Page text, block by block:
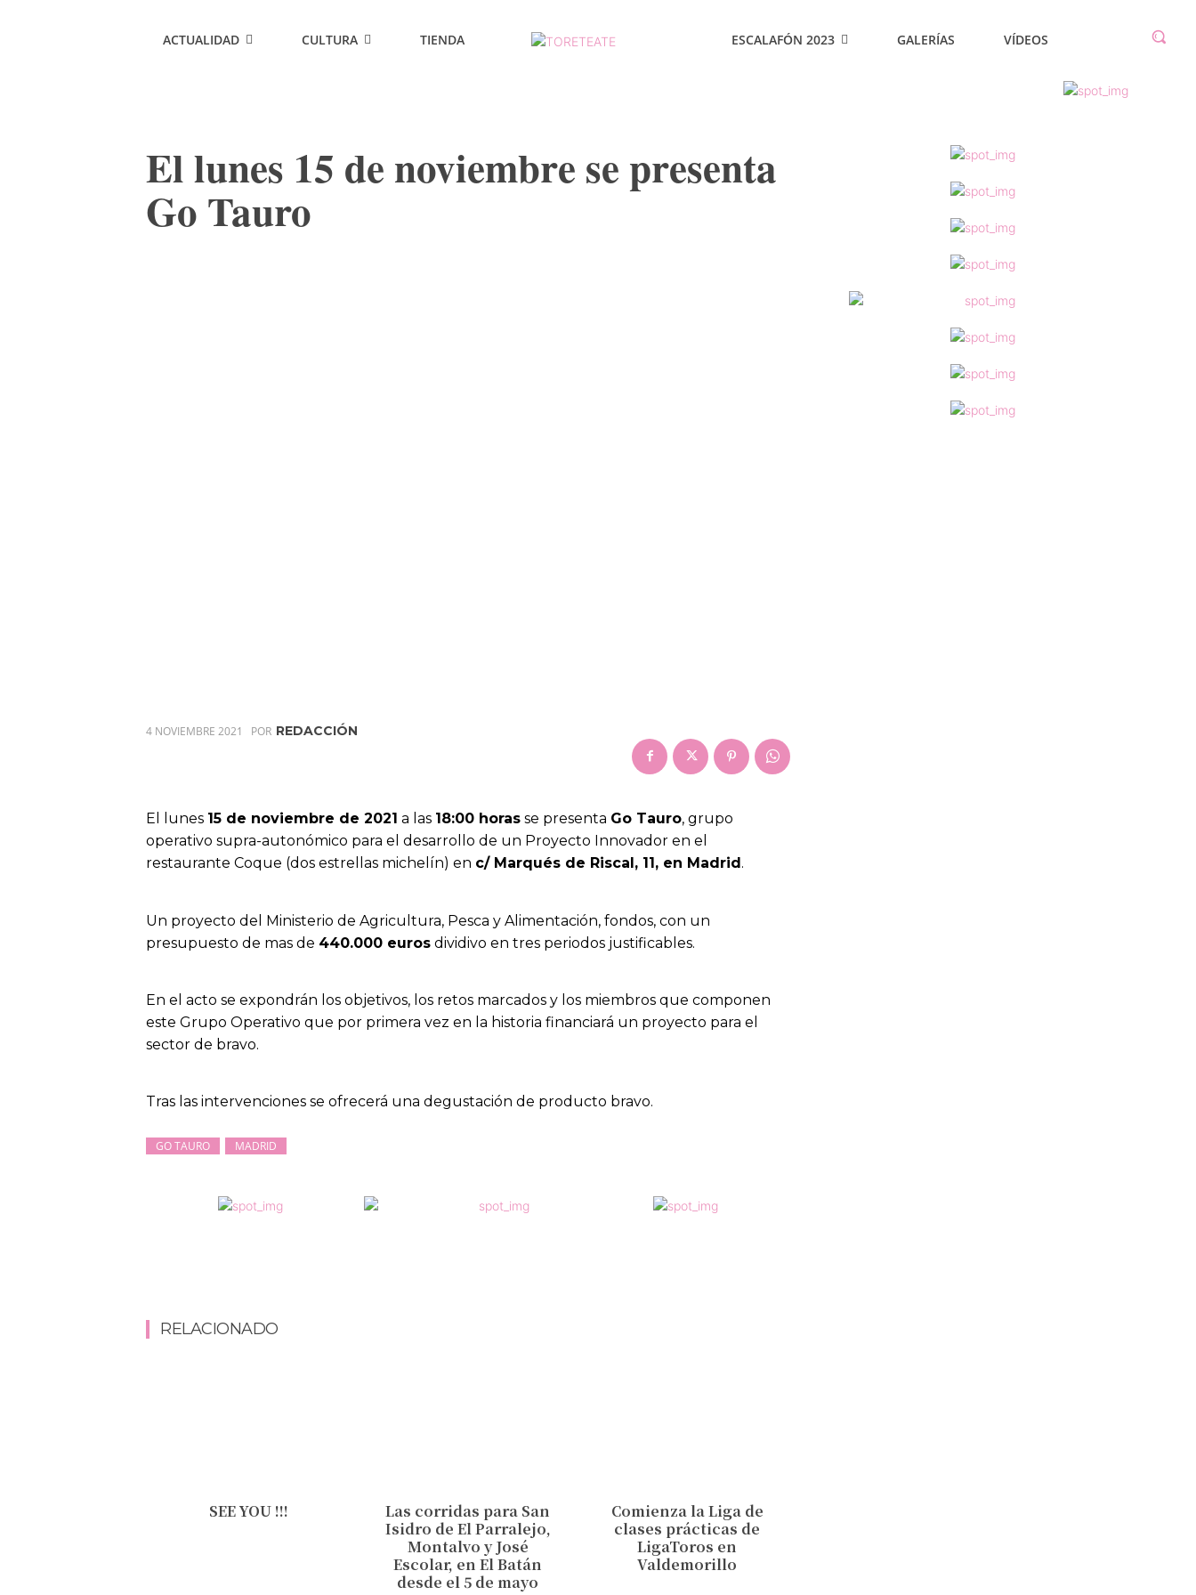
ACTUALIDAD CULTURA TIENDA ESCALAFÓN 2023 GALERÍAS VÍDEOS
El lunes 15 de noviembre se presenta
Go Tauro
4 NOVIEMBRE 2021 POR REDACCIÓN
El lunes 15 de noviembre de 2021 a las 18:00 horas se presenta Go Tauro, grupo
operativo supra-autonómico para el desarrollo de un Proyecto Innovador en el
restaurante Coque (dos estrellas michelín) en c/ Marqués de Riscal, 11, en Madrid .
Un proyecto del Ministerio de Agricultura, Pesca y Alimentación, fondos, con un
presupuesto de mas de 440.000 euros dividivo en tres periodos justificables.
En el acto se expondrán los objetivos, los retos marcados y los miembros que componen
este Grupo Operativo que por primera vez en la historia financiará un proyecto para el
sector de bravo.
Tras las intervenciones se ofrecerá una degustación de producto bravo.
GO TAURO MADRID
RELACIONADO
SEE YOU !!!
Las corridas para San
Isidro de El Parralejo,
Montalvo y José
Escolar, en El Batán
desde el 5 de mayo
Comienza la Liga de
clases prácticas de
LigaToros en
Valdemorillo